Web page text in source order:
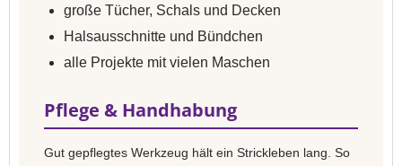
große Tücher, Schals und Decken
Halsausschnitte und Bündchen
alle Projekte mit vielen Maschen
Pflege & Handhabung
Gut gepflegtes Werkzeug hält ein Strickleben lang. So